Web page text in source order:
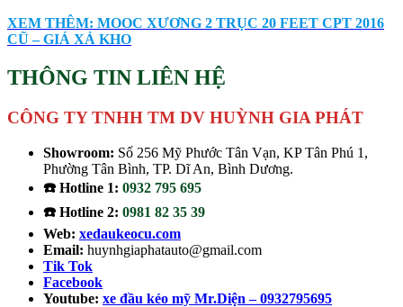
XEM THÊM: MOOC XƯƠNG 2 TRỤC 20 FEET CPT 2016
CŨ – GIÁ XẢ KHO
THÔNG TIN LIÊN HỆ
CÔNG TY TNHH TM DV HUỲNH GIA PHÁT
Showroom: Số 256 Mỹ Phước Tân Vạn, KP Tân Phú 1,
Phường Tân Bình, TP. Dĩ An, Bình Dương.
☎️ Hotline 1: 0932 795 695
☎️ Hotline 2: 0981 82 35 39
Web: xedaukeocu.com
Email: huynhgiaphatauto@gmail.com
Tik Tok
Facebook
Youtube: xe đầu kéo mỹ Mr.Diện – 0932795695